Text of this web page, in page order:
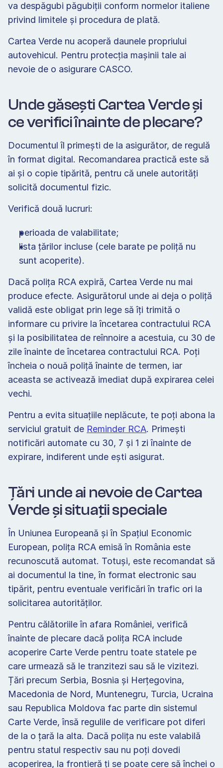
va despăgubi păgubiții conform normelor italiene
privind limitele și procedura de plată.
Cartea Verde nu acoperă daunele propriului
autovehicul. Pentru protecția mașinii tale ai
nevoie de o asigurare CASCO.
Unde găsești Cartea Verde și
ce verifici înainte de plecare?
Documentul îl primești de la asigurător, de regulă
în format digital. Recomandarea practică este să
ai și o copie tipărită, pentru că unele autorități
solicită documentul fizic.
Verifică două lucruri:
perioada de valabilitate;
lista țărilor incluse (cele barate pe poliță nu
sunt acoperite).
Dacă polița RCA expiră, Cartea Verde nu mai
produce efecte. Asigurătorul unde ai deja o poliță
validă este obligat prin lege să îți trimită o
informare cu privire la încetarea contractului RCA
şi la posibilitatea de reînnoire a acestuia, cu 30 de
zile înainte de încetarea contractului RCA. Poți
încheia o nouă poliță înainte de termen, iar
aceasta se activează imediat după expirarea celei
vechi.
Pentru a evita situațiile neplăcute, te poți abona la
serviciul gratuit de Reminder RCA. Primești
notificări automate cu 30, 7 și 1 zi înainte de
expirare, indiferent unde ești asigurat.
Țări unde ai nevoie de Cartea
Verde și situații speciale
În Uniunea Europeană și în Spațiul Economic
European, polița RCA emisă în România este
recunoscută automat. Totuși, este recomandat să
ai documentul la tine, în format electronic sau
tipărit, pentru eventuale verificări în trafic ori la
solicitarea autorităților.
Pentru călătoriile în afara României, verifică
înainte de plecare dacă polița RCA include
acoperire Carte Verde pentru toate statele pe
care urmează să le tranzitezi sau să le vizitezi.
Țări precum Serbia, Bosnia și Herțegovina,
Macedonia de Nord, Muntenegru, Turcia, Ucraina
sau Republica Moldova fac parte din sistemul
Carte Verde, însă regulile de verificare pot diferi
de la o țară la alta. Dacă polița nu este valabilă
pentru statul respectiv sau nu poți dovedi
acoperirea, la frontieră ți se poate cere să închei o